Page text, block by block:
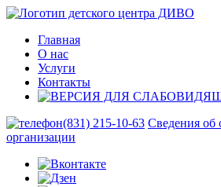
Главная
О нас
Услуги
Контакты
(831) 215-10-63 Сведения об
организации